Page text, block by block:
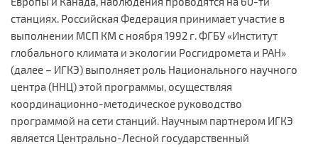
станциях. Российская Федерация принимает участие в
выполнении МСП КМ с ноября 1992 г. ФГБУ «Институт
глобального климата и экологии Росгидромета и РАН»
(далее – ИГКЭ) выполняет роль Национального научного
центра (ННЦ) этой программы, осуществляя
координационно-методическое руководство
программой на сети станций. Научным партнером ИГКЭ
является Центрально-Лесной государственный